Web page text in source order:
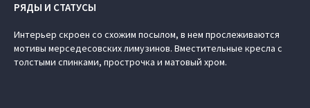
РЯДЫ И СТАТУСЫ
Интерьер скроен со схожим посылом, в нем прослеживаются
мотивы мерседесовских лимузинов. Вместительные кресла с
толстыми спинками, прострочка и матовый хром.